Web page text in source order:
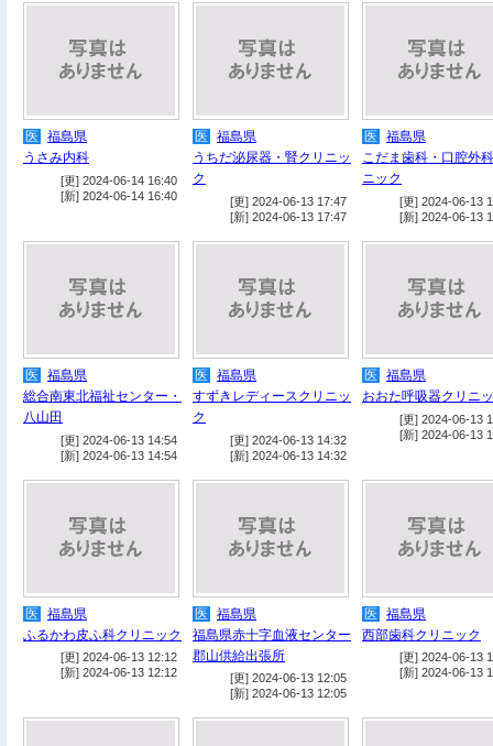
医
福島県
うさみ内科
[更] 2024-06-14 16:40
[新] 2024-06-14 16:40
医
福島県
うちだ泌尿器・腎クリニッ
ク
[更] 2024-06-13 17:47
[新] 2024-06-13 17:47
医
福島県
こだま歯科・口腔外
ニック
[更] 2024-06-13
[新] 2024-06-13
医
福島県
総合南東北福祉センター・
八山田
[更] 2024-06-13 14:54
[新] 2024-06-13 14:54
医
福島県
すずきレディースクリニッ
ク
[更] 2024-06-13 14:32
[新] 2024-06-13 14:32
医
福島県
おおた呼吸器クリニ
[更] 2024-06-13
[新] 2024-06-13
医 福島県
ふるかわ皮ふ科クリニック
[更] 2024-06-13 12:12
[新] 2024-06-13 12:12
医 福島県
福島県赤十字血液センター
郡山供給出張所
[更] 2024-06-13 12:05
[新] 2024-06-13 12:05
医 福島県
西部歯科クリニック
[更] 2024-06-13
[新] 2024-06-13